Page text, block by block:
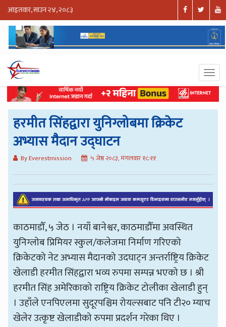
आइतवार, साउन २४, २०८३
हरमीत सिंहद्वारा युनिग्लोबमा क्रिकेट
अभ्यास मैदान उद्घाटन
By Everestmission ५ जेष्ठ २०८३, मंगलवार १८:११
काठमाडौँ, ५ जेठ । नयाँ बानेश्वर, काठमाडौँमा अवस्थित
युनिग्लोब प्रिमियर स्कुल/कलेजमा निर्माण गरिएको
क्रिकेटको नेट अभ्यास मैदानको उदघाट्न अन्तर्राष्ट्रिय क्रिकेट
खेलाडी हरमीत सिंहद्वारा भव्य रुपमा सम्पन्न भएको छ । श्री
हरमीत सिंह अमेरिकाको राष्ट्रिय क्रिकेट टोलीका खेलाडी हुन्
। उहाँले एनपिएलमा सुदूरपश्चिम रोयल्सबाट पनि टी२० म्याच
खेलेर उत्कृष्ट खेलाडीको रुपमा प्रदर्शन गरेका थिए ।